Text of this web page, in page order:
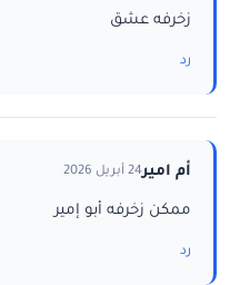
زخرفه عشق
رد
أم امير24 أبريل 2026
ممكن زخرفه أبو إمير
رد